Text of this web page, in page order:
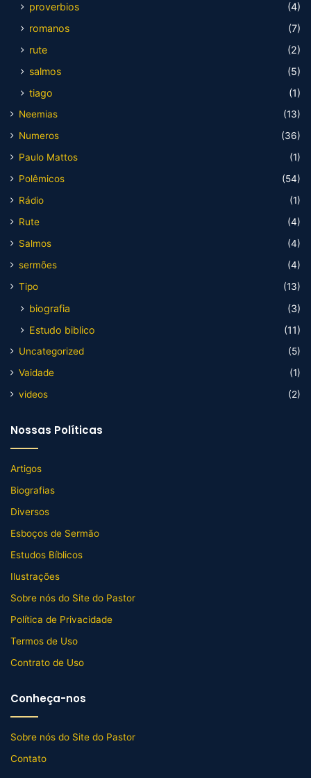
proverbios
(4)
romanos
(7)
rute
(2)
salmos
(5)
tiago
(1)
Neemias
(13)
Numeros
(36)
Paulo Mattos
(1)
Polêmicos
(54)
Rádio
(1)
Rute
(4)
Salmos
(4)
sermões
(4)
Tipo
(13)
biografia
(3)
Estudo biblico
(11)
Uncategorized
(5)
Vaidade
(1)
videos
(2)
Nossas Políticas
Artigos
Biografias
Diversos
Esboços de Sermão
Estudos Bíblicos
Ilustrações
Sobre nós do Site do Pastor
Política de Privacidade
Termos de Uso
Contrato de Uso
Conheça-nos
Sobre nós do Site do Pastor
Contato